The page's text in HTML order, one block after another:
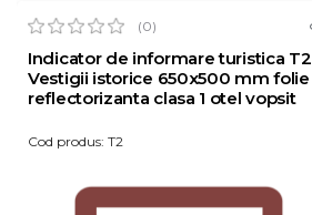
(0)
Indicator de informare turistica T2
Vestigii istorice 650x500 mm folie
reflectorizanta clasa 1 otel vopsit
Cod produs: T2